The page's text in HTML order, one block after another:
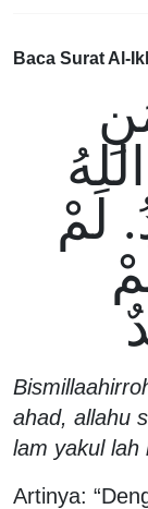
Baca Surat Al-
لَمْ
ahad, allahu
lam yakul lah
Artinya: